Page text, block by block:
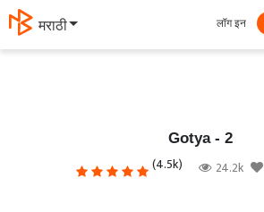
मराठी लॉग इन
Gotya - 2
(4.5k) 24.2k